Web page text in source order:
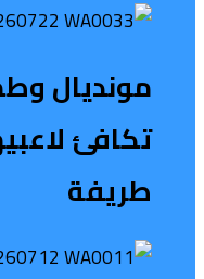
مونديال
تكافئ
طريفة